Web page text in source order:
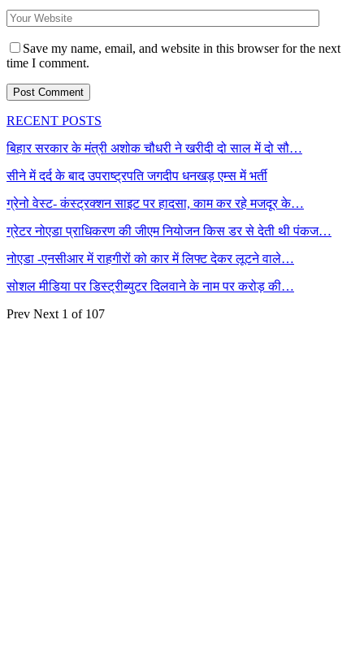
Save my name, email, and website in this browser for the next
time I comment.
RECENT POSTS
बिहार सरकार के मंत्री अशोक चौधरी ने खरीदी दो साल में दो सौ…
सीने में दर्द के बाद उपराष्ट्रपति जगदीप धनखड़ एम्स में भर्ती
ग्रेनो वेस्ट- कंस्ट्रक्शन साइट पर हादसा, काम कर रहे मजदूर के…
ग्रेटर नोएडा प्राधिकरण की जीएम नियोजन किस डर से देती थी पंकज…
नोएडा -एनसीआर में राहगीरों को कार में लिफ्ट देकर लूटने वाले…
सोशल मीडिया पर डिस्ट्रीब्युटर दिलवाने के नाम पर करोड़ की…
Prev Next 1 of 107